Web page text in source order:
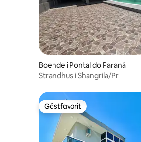
Boende i Pontal do Paraná
Strandhus i Shangrila/Pr
Gästfavorit
Gästfavorit